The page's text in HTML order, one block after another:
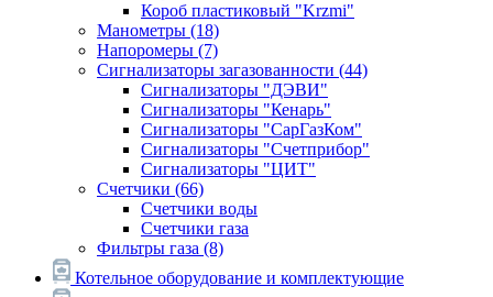
Короб пластиковый "Krzmi"
Манометры (18)
Напоромеры (7)
Сигнализаторы загазованности (44)
Сигнализаторы "ДЭВИ"
Сигнализаторы "Кенарь"
Сигнализаторы "СарГазКом"
Сигнализаторы "Счетприбор"
Сигнализаторы "ЦИТ"
Счетчики (66)
Счетчики воды
Счетчики газа
Фильтры газа (8)
Котельное оборудование и комплектующие